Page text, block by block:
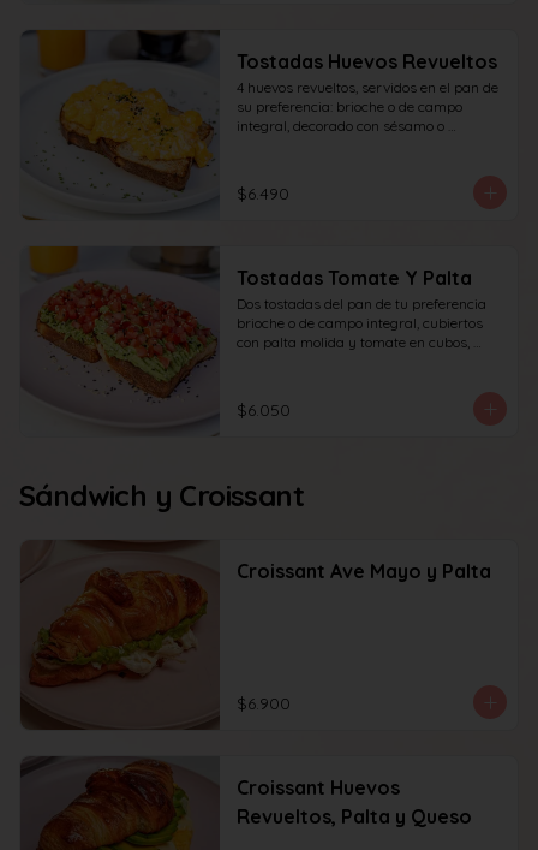
Tostadas Huevos Revueltos
4 huevos revueltos, servidos en el pan de
su preferencia: brioche o de campo
integral, decorado con sésamo o
$6.490
Tostadas Tomate Y Palta
Dos tostadas del pan de tu preferencia
brioche o de campo integral, cubiertos
con palta molida y tomate en cubos,
$6.050
Sándwich y Croissant
Croissant Ave Mayo y Palta
$6.900
Croissant Huevos
Revueltos, Palta y Queso